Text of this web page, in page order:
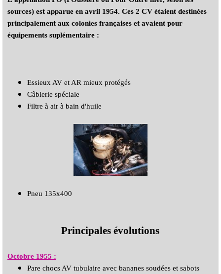
sources) est apparue en avril 1954. Ces 2 CV étaient destinées
principalement aux colonies françaises et avaient pour
équipements suplémentaire :
Essieux AV et AR mieux protégés
Câblerie spéciale
Filtre à air à bain d'huile
Pneu 135x400
Principales évolutions
Octobre 1955 :
Pare chocs AV tubulaire avec bananes soudées et sabots